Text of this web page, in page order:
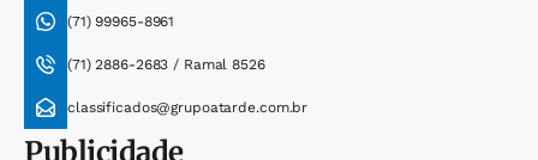
(71) 99965-8961
(71) 2886-2683 / Ramal 8526
classificados@grupoatarde.com.br
Publicidade